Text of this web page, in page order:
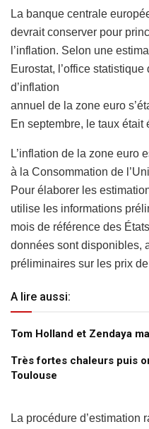
La banque centrale
devrait conserver pour
l’inflation. Selon une
Eurostat, l’office
d’inflation
annuel de la zone euro
En septembre, le taux était
L’inflation de la zone euro
à la Consommation de
Pour élaborer les
utilise les informations
mois de référence des
données sont disponibles,
préliminaires sur les prix de
A lire aussi:
Tom Holland et Zendaya
Très fortes chaleurs puis
Toulouse
La procédure d’estimation